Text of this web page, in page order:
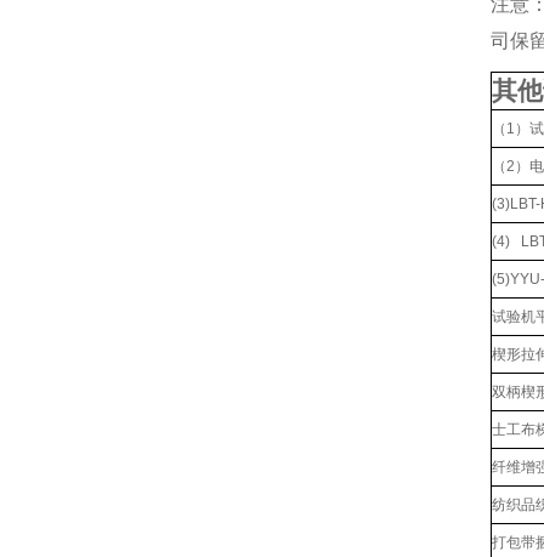
注意
司保
其
（1）
（2）
(4)
试验机
楔形拉
双柄楔
士工布
纤维增
纺织品
打包带